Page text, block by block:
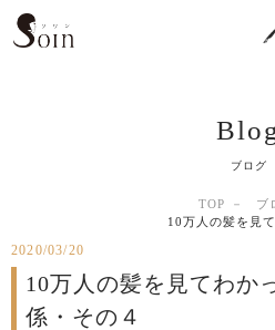
ブログ
TOP ブ
10万人の髪を見
2020/03/20
10万人の髪を見てわか
係・その４